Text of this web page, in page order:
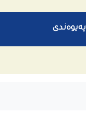
پەیوەندی